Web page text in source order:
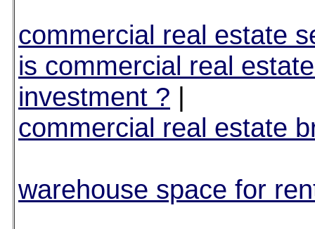
commercial real estate
is commercial real
investment ? |
commercial real estate
warehouse space for